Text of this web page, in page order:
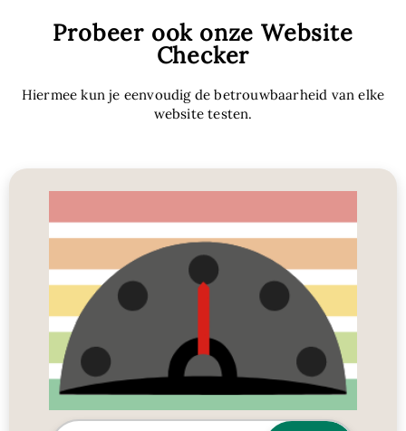
Probeer ook onze Website
Checker
Hiermee kun je eenvoudig de betrouwbaarheid van elke
website testen.